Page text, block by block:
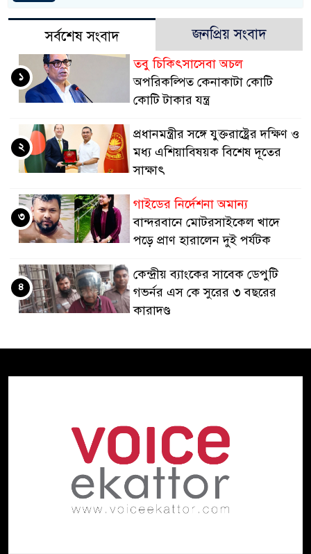
সর্বশেষ সংবাদ জনপ্রিয় সংবাদ
তবু চিকিৎসাসেবা অচল
অপরিকল্পিত কেনাকাটা কোটি
কোটি টাকার যন্ত্র
১
প্রধানমন্ত্রীর সঙ্গে যুক্তরাষ্ট্রের দক্ষিণ ও
মধ্য এশিয়াবিষয়ক বিশেষ দূতের
সাক্ষাৎ
২
গাইডের নির্দেশনা অমান্য
বান্দরবানে মোটরসাইকেল খাদে
পড়ে প্রাণ হারালেন দুই পর্যটক
৩
কেন্দ্রীয় ব্যাংকের সাবেক ডেপুটি
গভর্নর এস কে সুরের ৩ বছরের
কারাদণ্ড
৪
যুক্তরাষ্ট্রের নিহত ২০০ ছাড়িয়েছে:
আইআরজিসি
প্রকৃতি ও পরিবেশ চাঁইয়ের ফাঁদে
পাঙাশ নিধন উপকূলের নদ-নদীতে
মাছশূন্য ভবিষ্যতের অশনিসংকেত